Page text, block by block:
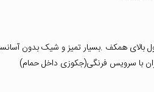
با سرویس فرنگی(جکوزی داخل حمام)